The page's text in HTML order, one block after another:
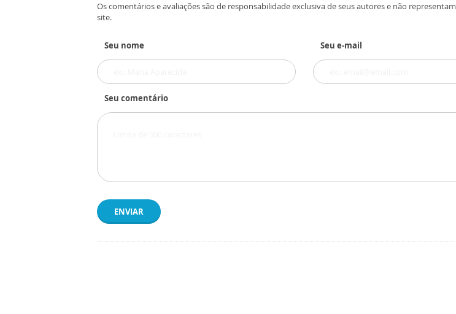
Os comentários e avaliações são de responsabilidade exclusiva de seus autores e não
site.
Seu nome Seu e-mail
Seu comentário
ENVIAR